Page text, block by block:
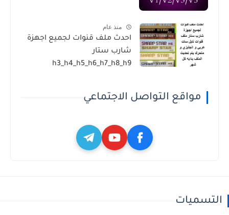
منذ عام
احدث ملف قنوات لجميع اجهزة
شارب ستار
h3_h4_h5_h6_h7_h8_h9
مواقع التواصل الاجتماعي
التسميات